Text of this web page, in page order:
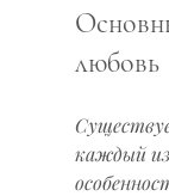
любовь
каждый